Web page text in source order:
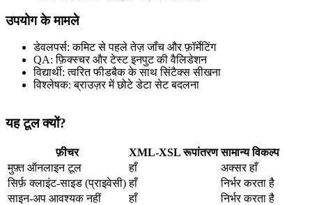
उपयोग के मामले
डेवलपर्स: कमिट से पहले तेज़ जाँच और फ़ॉर्मेटिंग
QA: फ़िक्स्चर और टेस्ट इनपुट की वैलिडेशन
विद्यार्थी: त्वरित फीडबैक के साथ सिंटैक्स सीखना
विश्लेषक: ब्राउज़र में छोटे डेटा सेट बदलना
यह टूल क्यों?
फ़ीचर XML-XSL रूपांतरण सामान्य विकल्प
मुफ़्त ऑनलाइन टूल
हाँ
अक्सर हाँ
सिर्फ़ क्लाइंट‑साइड (प्राइवेसी) हाँ
निर्भर करता है
साइन‑अप आवश्यक नहीं
हाँ निर्भर करता है